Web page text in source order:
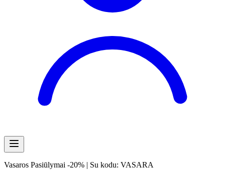
Vasaros Pasiūlymai -20% | Su kodu: VASARA